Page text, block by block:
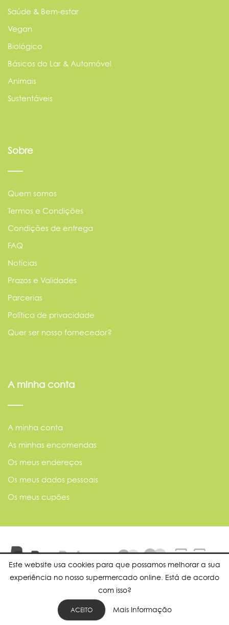
Este website usa cookies para que possamos melhorar a sua
experiência no nosso supermercado online. Está de acordo
com isso?
ACEITO Mais Informação
Saúde & Bem-estar
Vegan
Biológico
Básicos do Lar & Automóvel
Animais
Sustentáveis
Sobre
Quem somos
Termos e Condições
Condições de entrega
FAQ
Notícias
Prazos e Validades
Parcerias
Política de privacidade
Quer ser nosso fornecedor?
A minha conta
A minha conta
As minhas encomendas
Os meus endereços
Os meus dados pessoais
Os meus cupões